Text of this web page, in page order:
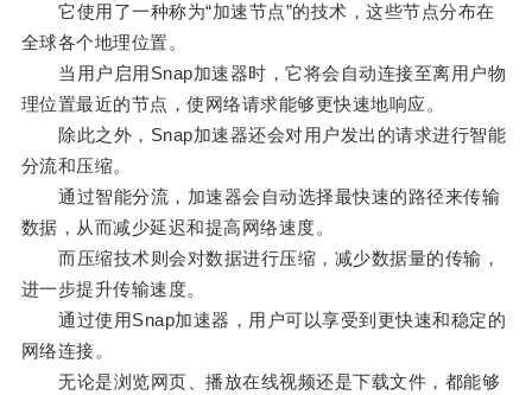
它使用了一种称为“加速节点”的技术，这些节点分布在
全球各个地理位置。
当用户启用Snap加速器时，它将会自动连接至离用户物
理位置最近的节点，使网络请求能够更快速地响应。
除此之外，Snap加速器还会对用户发出的请求进行智能
分流和压缩。
通过智能分流，加速器会自动选择最快速的路径来传输
数据，从而减少延迟和提高网络速度。
而压缩技术则会对数据进行压缩，减少数据量的传输，
进一步提升传输速度。
通过使用Snap加速器，用户可以享受到更快速和稳定的
网络连接。
无论是浏览网页、播放在线视频还是下载文件，都能够